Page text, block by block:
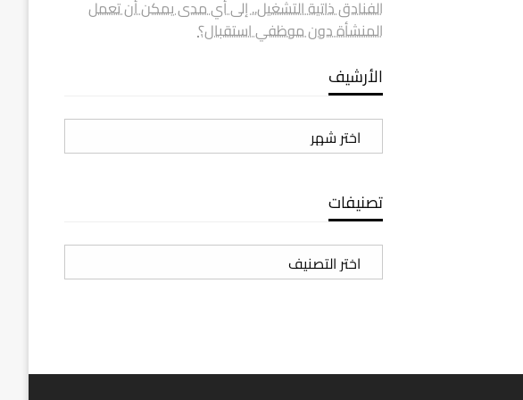
الفنادق ذاتية التشغيل.. إلى أي مدى يمكن أن تعمل
المنشأة دون موظفي استقبال؟
الأرشيف
الأرشيف
تصنيفات
تصنيفات